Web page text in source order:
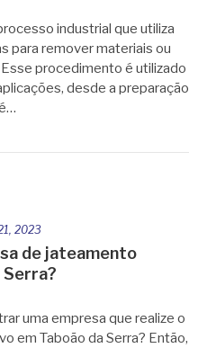
industrial que utiliza
para remover materiais ou
procedimento é utilizado
desde a preparação
2023
de jateamento
Serra?
uma empresa que realize o
em Taboão da Serra? Então,